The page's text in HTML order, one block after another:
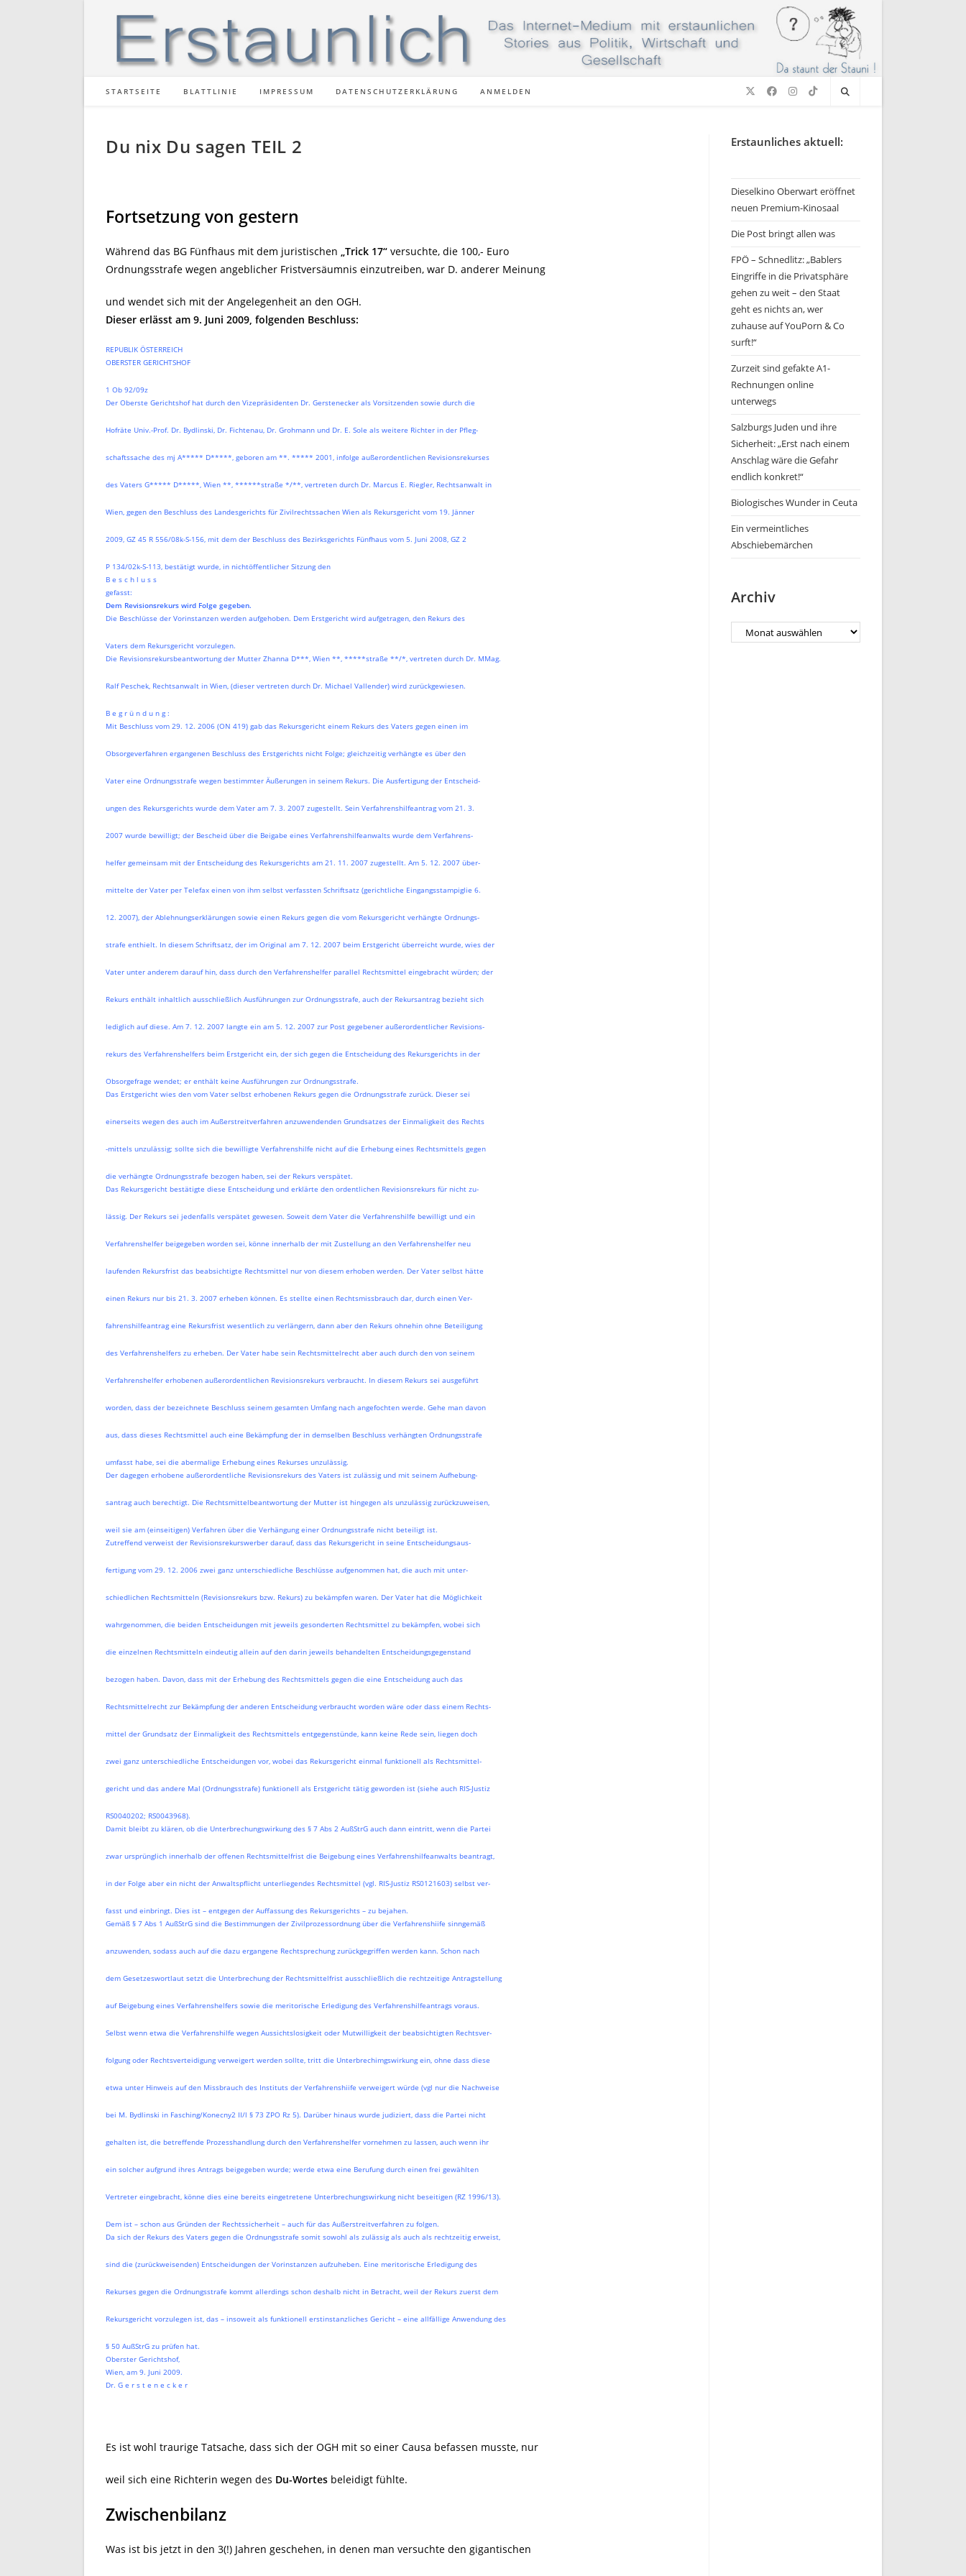
STARTSEITE BLATTLINIE IMPRESSUM DATENSCHUTZERKLÄRUNG ANMELDEN
Du nix Du sagen TEIL 2
Fortsetzung von gestern
Während das BG Fünfhaus mit dem juristischen „Trick 17“ versuchte, die 100,- Euro
Ordnungsstrafe wegen angeblicher Fristversäumnis einzutreiben, war D. anderer Meinung
und wendet sich mit der Angelegenheit an den OGH.
Dieser erlässt am 9. Juni 2009, folgenden Beschluss:
REPUBLIK ÖSTERREICH
OBERSTER GERICHTSHOF
1 Ob 92/09z
Der Oberste Gerichtshof hat durch den Vizepräsidenten Dr. Gerstenecker als Vorsitzenden sowie durch die
Hofräte Univ.-Prof. Dr. Bydlinski, Dr. Fichtenau, Dr. Grohmann und Dr. E. Sole als weitere Richter in der Pfleg-
schaftssache des mj A***** D*****, geboren am **. ***** 2001, infolge außerordentlichen Revisionsrekurses
des Vaters G***** D*****, Wien **, ******straße */**, vertreten durch Dr. Marcus E. Riegler, Rechtsanwalt in
Wien, gegen den Beschluss des Landesgerichts für Zivilrechtssachen Wien als Rekursgericht vom 19. Jänner
2009, GZ 45 R 556/08k-S-156, mit dem der Beschluss des Bezirksgerichts Fünfhaus vom 5. Juni 2008, GZ 2
P 134/02k-S-113, bestätigt wurde, in nichtöffentlicher Sitzung den
B e s c h l u s s
gefasst:
Dem Revisionsrekurs wird Folge gegeben.
Die Beschlüsse der Vorinstanzen werden aufgehoben. Dem Erstgericht wird aufgetragen, den Rekurs des
Vaters dem Rekursgericht vorzulegen.
Die Revisionsrekursbeantwortung der Mutter Zhanna D***, Wien **, *****straße **/*, vertreten durch Dr. MMag.
Ralf Peschek, Rechtsanwalt in Wien, (dieser vertreten durch Dr. Michael Vallender) wird zurückgewiesen.
B e g r ü n d u n g :
Mit Beschluss vom 29. 12. 2006 (ON 419) gab das Rekursgericht einem Rekurs des Vaters gegen einen im
Obsorgeverfahren ergangenen Beschluss des Erstgerichts nicht Folge; gleichzeitig verhängte es über den
Vater eine Ordnungsstrafe wegen bestimmter Äußerungen in seinem Rekurs. Die Ausfertigung der Entscheid-
ungen des Rekursgerichts wurde dem Vater am 7. 3. 2007 zugestellt. Sein Verfahrenshilfeantrag vom 21. 3.
2007 wurde bewilligt; der Bescheid über die Beigabe eines Verfahrenshilfeanwalts wurde dem Verfahrens-
helfer gemeinsam mit der Entscheidung des Rekursgerichts am 21. 11. 2007 zugestellt. Am 5. 12. 2007 über-
mittelte der Vater per Telefax einen von ihm selbst verfassten Schriftsatz (gerichtliche Eingangsstampiglie 6.
12. 2007), der Ablehnungserklärungen sowie einen Rekurs gegen die vom Rekursgericht verhängte Ordnungs-
strafe enthielt. In diesem Schriftsatz, der im Original am 7. 12. 2007 beim Erstgericht überreicht wurde, wies der
Vater unter anderem darauf hin, dass durch den Verfahrenshelfer parallel Rechtsmittel eingebracht würden; der
Rekurs enthält inhaltlich ausschließlich Ausführungen zur Ordnungsstrafe, auch der Rekursantrag bezieht sich
lediglich auf diese. Am 7. 12. 2007 langte ein am 5. 12. 2007 zur Post gegebener außerordentlicher Revisions-
rekurs des Verfahrenshelfers beim Erstgericht ein, der sich gegen die Entscheidung des Rekursgerichts in der
Obsorgefrage wendet; er enthält keine Ausführungen zur Ordnungsstrafe.
Das Erstgericht wies den vom Vater selbst erhobenen Rekurs gegen die Ordnungsstrafe zurück. Dieser sei
einerseits wegen des auch im Außerstreitverfahren anzuwendenden Grundsatzes der Einmaligkeit des Rechts
-mittels unzulässig; sollte sich die bewilligte Verfahrenshilfe nicht auf die Erhebung eines Rechtsmittels gegen
die verhängte Ordnungsstrafe bezogen haben, sei der Rekurs verspätet.
Das Rekursgericht bestätigte diese Entscheidung und erklärte den ordentlichen Revisionsrekurs für nicht zu-
lässig. Der Rekurs sei jedenfalls verspätet gewesen. Soweit dem Vater die Verfahrenshilfe bewilligt und ein
Verfahrenshelfer beigegeben worden sei, könne innerhalb der mit Zustellung an den Verfahrenshelfer neu
laufenden Rekursfrist das beabsichtigte Rechtsmittel nur von diesem erhoben werden. Der Vater selbst hätte
einen Rekurs nur bis 21. 3. 2007 erheben können. Es stellte einen Rechtsmissbrauch dar, durch einen Ver-
fahrenshilfeantrag eine Rekursfrist wesentlich zu verlängern, dann aber den Rekurs ohnehin ohne Beteiligung
des Verfahrenshelfers zu erheben. Der Vater habe sein Rechtsmittelrecht aber auch durch den von seinem
Verfahrenshelfer erhobenen außerordentlichen Revisionsrekurs verbraucht. In diesem Rekurs sei ausgeführt
worden, dass der bezeichnete Beschluss seinem gesamten Umfang nach angefochten werde. Gehe man davon
aus, dass dieses Rechtsmittel auch eine Bekämpfung der in demselben Beschluss verhängten Ordnungsstrafe
umfasst habe, sei die abermalige Erhebung eines Rekurses unzulässig.
Der dagegen erhobene außerordentliche Revisionsrekurs des Vaters ist zulässig und mit seinem Aufhebung-
santrag auch berechtigt. Die Rechtsmittelbeantwortung der Mutter ist hingegen als unzulässig zurückzuweisen,
weil sie am (einseitigen) Verfahren über die Verhängung einer Ordnungsstrafe nicht beteiligt ist.
Zutreffend verweist der Revisionsrekurswerber darauf, dass das Rekursgericht in seine Entscheidungsaus-
fertigung vom 29. 12. 2006 zwei ganz unterschiedliche Beschlüsse aufgenommen hat, die auch mit unter-
schiedlichen Rechtsmitteln (Revisionsrekurs bzw. Rekurs) zu bekämpfen waren. Der Vater hat die Möglichkeit
wahrgenommen, die beiden Entscheidungen mit jeweils gesonderten Rechtsmittel zu bekämpfen, wobei sich
die einzelnen Rechtsmitteln eindeutig allein auf den darin jeweils behandelten Entscheidungsgegenstand
bezogen haben. Davon, dass mit der Erhebung des Rechtsmittels gegen die eine Entscheidung auch das
Rechtsmittelrecht zur Bekämpfung der anderen Entscheidung verbraucht worden wäre oder dass einem Rechts-
mittel der Grundsatz der Einmaligkeit des Rechtsmittels entgegenstünde, kann keine Rede sein, liegen doch
zwei ganz unterschiedliche Entscheidungen vor, wobei das Rekursgericht einmal funktionell als Rechtsmittel-
gericht und das andere Mal (Ordnungsstrafe) funktionell als Erstgericht tätig geworden ist (siehe auch RIS-Justiz
RS0040202; RS0043968).
Damit bleibt zu klären, ob die Unterbrechungswirkung des § 7 Abs 2 AußStrG auch dann eintritt, wenn die Partei
zwar ursprünglich innerhalb der offenen Rechtsmittelfrist die Beigebung eines Verfahrenshilfeanwalts beantragt,
in der Folge aber ein nicht der Anwaltspflicht unterliegendes Rechtsmittel (vgl. RIS-Justiz RS0121603) selbst ver-
fasst und einbringt. Dies ist – entgegen der Auffassung des Rekursgerichts – zu bejahen.
Gemäß § 7 Abs 1 AußStrG sind die Bestimmungen der Zivilprozessordnung über die Verfahrenshiife sinngemäß
anzuwenden, sodass auch auf die dazu ergangene Rechtsprechung zurückgegriffen werden kann. Schon nach
dem Gesetzeswortlaut setzt die Unterbrechung der Rechtsmittelfrist ausschließlich die rechtzeitige Antragstellung
auf Beigebung eines Verfahrenshelfers sowie die meritorische Erledigung des Verfahrenshilfeantrags voraus.
Selbst wenn etwa die Verfahrenshilfe wegen Aussichtslosigkeit oder Mutwilligkeit der beabsichtigten Rechtsver-
folgung oder Rechtsverteidigung verweigert werden sollte, tritt die Unterbrechimgswirkung ein, ohne dass diese
etwa unter Hinweis auf den Missbrauch des Instituts der Verfahrenshiife verweigert würde (vgl nur die Nachweise
bei M. Bydlinski in Fasching/Konecny2 II/l § 73 ZPO Rz 5). Darüber hinaus wurde judiziert, dass die Partei nicht
gehalten ist, die betreffende Prozesshandlung durch den Verfahrenshelfer vornehmen zu lassen, auch wenn ihr
ein solcher aufgrund ihres Antrags beigegeben wurde; werde etwa eine Berufung durch einen frei gewählten
Vertreter eingebracht, könne dies eine bereits eingetretene Unterbrechungswirkung nicht beseitigen (RZ 1996/13).
Dem ist – schon aus Gründen der Rechtssicherheit – auch für das Außerstreitverfahren zu folgen.
Da sich der Rekurs des Vaters gegen die Ordnungsstrafe somit sowohl als zulässig als auch als rechtzeitig erweist,
sind die (zurückweisenden) Entscheidungen der Vorinstanzen aufzuheben. Eine meritorische Erledigung des
Rekurses gegen die Ordnungsstrafe kommt allerdings schon deshalb nicht in Betracht, weil der Rekurs zuerst dem
Rekursgericht vorzulegen ist, das – insoweit als funktionell erstinstanzliches Gericht – eine allfällige Anwendung des
§ 50 AußStrG zu prüfen hat.
Oberster Gerichtshof,
Wien, am 9. Juni 2009.
Dr. G e r s t e n e c k e r
Es ist wohl traurige Tatsache, dass sich der OGH mit so einer Causa befassen musste, nur
weil sich eine Richterin wegen des Du-Wortes beleidigt fühlte.
Zwischenbilanz
Was ist bis jetzt in den 3(!) Jahren geschehen, in denen man versuchte den gigantischen
Erstaunliches aktuell:
Dieselkino Oberwart eröffnet
neuen Premium-Kinosaal
Die Post bringt allen was
FPÖ – Schnedlitz: „Bablers
Eingriffe in die Privatsphäre
gehen zu weit – den Staat
geht es nichts an, wer
zuhause auf YouPorn & Co
surft!“
Zurzeit sind gefakte A1-
Rechnungen online
unterwegs
Salzburgs Juden und ihre
Sicherheit: „Erst nach einem
Anschlag wäre die Gefahr
endlich konkret!“
Biologisches Wunder in Ceuta
Ein vermeintliches
Abschiebemärchen
Archiv
Archiv